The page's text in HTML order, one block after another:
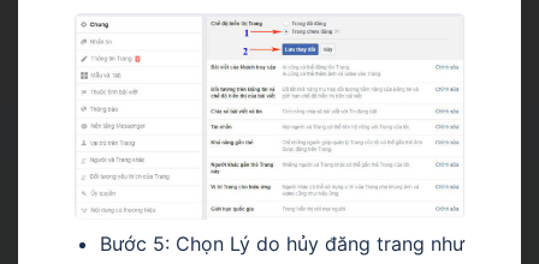
Bước 5: Chọn Lý do hủy đăng trang như